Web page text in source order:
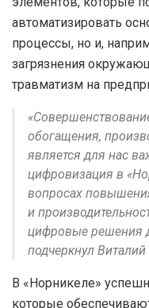
автоматизировать
процессы, но и,
загрязнения
травматизм на
обогащения,
является для нас
цифровизация в
вопросах
и
цифровые решения
подчеркнул Виталий
В «Норникеле»
которые